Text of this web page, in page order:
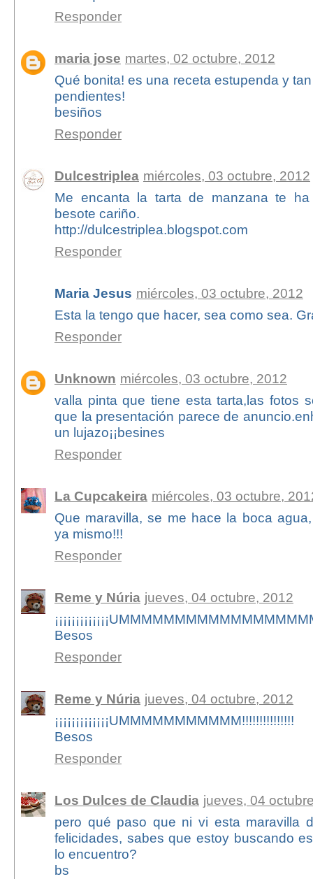
Responder
maria jose martes, 02 octubre, 2012
Qué bonita! es una receta estupenda y
pendientes!
besiños
Responder
Dulcestriplea miércoles, 03 octubre, 2012
Me encanta la tarta de manzana te
besote cariño.
http://dulcestriplea.blogspot.com
Responder
Maria Jesus miércoles, 03 octubre, 2012
Esta la tengo que hacer, sea como sea.
Responder
Unknown miércoles, 03 octubre, 2012
valla pinta que tiene esta tarta,las fotos
que la presentación parece de
un lujazo¡¡besines
Responder
La Cupcakeira miércoles, 03 octubre,
Que maravilla, se me hace la boca
ya mismo!!!
Responder
Reme y Núria jueves, 04 octubre, 2012
Besos
Responder
Reme y Núria jueves, 04 octubre, 2012
¡¡¡¡¡¡¡¡¡¡¡¡¡UMMMMMMMMMMM!!!!!!!!!!!!!!!
Besos
Responder
Los Dulces de Claudia jueves, 04
pero qué paso que ni vi esta maravilla
felicidades, sabes que estoy buscando
lo encuentro?
bs